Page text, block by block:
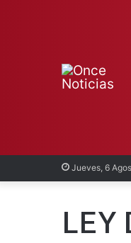
Jueves, 6
LEY